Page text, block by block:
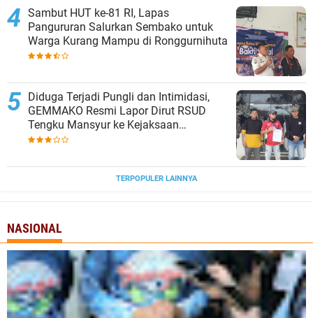
Sambut HUT ke-81 RI, Lapas
Pangururan Salurkan Sembako untuk
Warga Kurang Mampu di Ronggurnihuta
Diduga Terjadi Pungli dan Intimidasi,
GEMMAKO Resmi Lapor Dirut RSUD
Tengku Mansyur ke Kejaksaan
Tanjungbalai
TERPOPULER LAINNYA
NASIONAL